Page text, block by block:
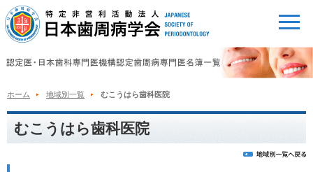
ホーム 地域別一覧 むこうはら歯科医院
むこうはら歯科医院